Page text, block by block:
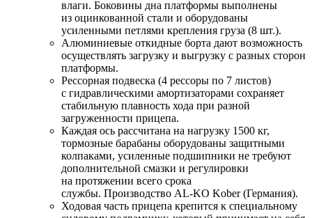
влаги. Боковины дна платформы выполнены
из оцинкованной стали и оборудованы
усиленными петлями крепления груза (8 шт.).
Алюминиевые откидные борта дают возможность
осуществлять загрузку и выгрузку с разных сторон
платформы.
Рессорная подвеска (4 рессоры по 7 листов)
с гидравлическими амортизаторами сохраняет
стабильную плавность хода при разной
загруженности прицепа.
Каждая ось рассчитана на нагрузку 1500 кг,
тормозные барабаны оборудованы защитными
колпаками, усиленные подшипники не требуют
дополнительной смазки и регулировки
на протяжении всего срока
службы. Производство AL-KO Kober (Германия).
Ходовая часть прицепа крепится к специальному